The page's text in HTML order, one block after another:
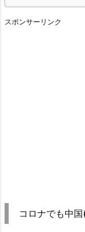
スポンサーリンク
コロナでも中